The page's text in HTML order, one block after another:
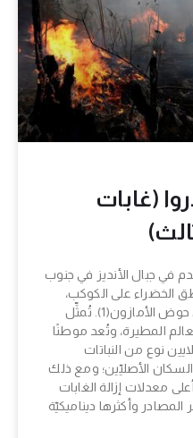
(غابات
ارتفاعها 13 ألف قدم في جبال الأنديز في جنوب
الخضراء على الكوكب،
وهي الغابة المطيرة الكثيفة في حوض الأمازون(1). تُمثِّل
المطيرة، وتُعد موطنًا
نوع من النباتات
الأصليّين؛ ومع ذلك
معدلات إزالة الغابات
المصادر وأكثرها ديناميكيّة